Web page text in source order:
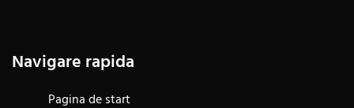
Navigare rapida
Pagina de start